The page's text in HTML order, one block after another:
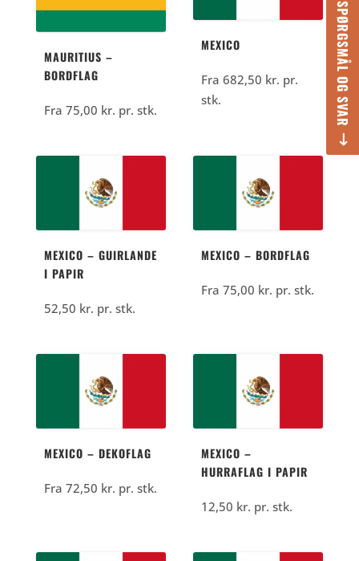
SPØRGSMÅL OG SVAR
MAURITIUS –
BORDFLAG
Fra 75,00 kr. pr. stk.
MEXICO
Fra682,50 kr. pr.
stk.
MEXICO – GUIRLANDE
I PAPIR
52,50 kr. pr. stk.
MEXICO – BORDFLAG
Fra75,00 kr. pr. stk.
MEXICO – DEKOFLAG
Fra 72,50 kr. pr. stk.
MEXICO –
HURRAFLAG I PAPIR
12,50 kr. pr. stk.